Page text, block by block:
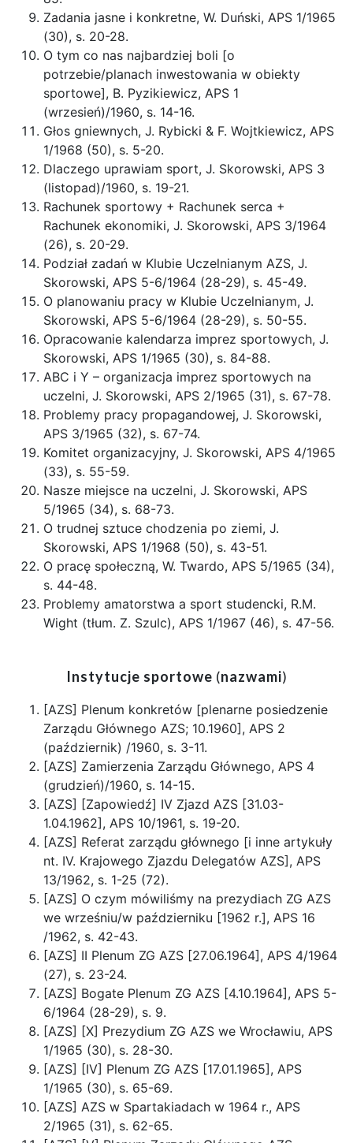
Zadania jasne i konkretne, W. Duński, APS 1/1965
(30), s. 20-28.
O tym co nas najbardziej boli [o
potrzebie/planach inwestowania w obiekty
sportowe], B. Pyzikiewicz, APS 1
(wrzesień)/1960, s. 14-16.
Głos gniewnych, J. Rybicki & F. Wojtkiewicz, APS
1/1968 (50), s. 5-20.
Dlaczego uprawiam sport, J. Skorowski, APS 3
(listopad)/1960, s. 19-21.
Rachunek sportowy + Rachunek serca +
Rachunek ekonomiki, J. Skorowski, APS 3/1964
(26), s. 20-29.
Podział zadań w Klubie Uczelnianym AZS, J.
Skorowski, APS 5-6/1964 (28-29), s. 45-49.
O planowaniu pracy w Klubie Uczelnianym, J.
Skorowski, APS 5-6/1964 (28-29), s. 50-55.
Opracowanie kalendarza imprez sportowych, J.
Skorowski, APS 1/1965 (30), s. 84-88.
ABC i Y – organizacja imprez sportowych na
uczelni, J. Skorowski, APS 2/1965 (31), s. 67-78.
Problemy pracy propagandowej, J. Skorowski,
APS 3/1965 (32), s. 67-74.
Komitet organizacyjny, J. Skorowski, APS 4/1965
(33), s. 55-59.
Nasze miejsce na uczelni, J. Skorowski, APS
5/1965 (34), s. 68-73.
O trudnej sztuce chodzenia po ziemi, J.
Skorowski, APS 1/1968 (50), s. 43-51.
O pracę społeczną, W. Twardo, APS 5/1965 (34),
s. 44-48.
Problemy amatorstwa a sport studencki, R.M.
Wight (tłum. Z. Szulc), APS 1/1967 (46), s. 47-56.
Instytucje sportowe (nazwami)
[AZS] Plenum konkretów [plenarne posiedzenie
Zarządu Głównego AZS; 10.1960], APS 2
(październik) /1960, s. 3-11.
[AZS] Zamierzenia Zarządu Głównego, APS 4
(grudzień)/1960, s. 14-15.
[AZS] [Zapowiedź] IV Zjazd AZS [31.03-
1.04.1962], APS 10/1961, s. 19-20.
[AZS] Referat zarządu głównego [i inne artykuły
nt. IV. Krajowego Zjazdu Delegatów AZS], APS
13/1962, s. 1-25 (72).
[AZS] O czym mówiliśmy na prezydiach ZG AZS
we wrześniu/w październiku [1962 r.], APS 16
/1962, s. 42-43.
[AZS] II Plenum ZG AZS [27.06.1964], APS 4/1964
(27), s. 23-24.
[AZS] Bogate Plenum ZG AZS [4.10.1964], APS 5-
6/1964 (28-29), s. 9.
[AZS] [X] Prezydium ZG AZS we Wrocławiu, APS
1/1965 (30), s. 28-30.
[AZS] [IV] Plenum ZG AZS [17.01.1965], APS
1/1965 (30), s. 65-69.
[AZS] AZS w Spartakiadach w 1964 r., APS
2/1965 (31), s. 62-65.